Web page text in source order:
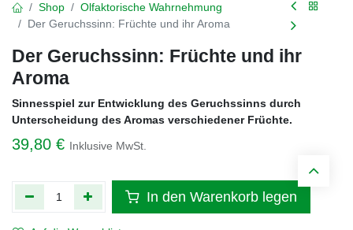
Shop
Olfaktorische Wahrnehmung
Der Geruchssinn: Früchte und ihr Aroma
Der Geruchssinn: Früchte und ihr
Aroma
Sinnesspiel zur Entwicklung des Geruchssinns durch
Unterscheidung des Aromas verschiedener Früchte.
39,80 € Inklusive MwSt.
In den Warenkorb legen